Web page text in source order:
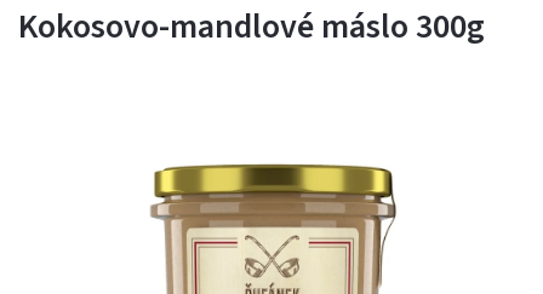
Kokosovo-mandlové máslo 300g